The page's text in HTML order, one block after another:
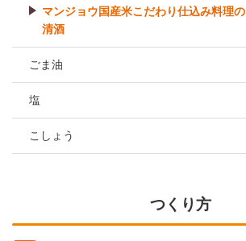
マンジョウ国産米こだわり仕込み料理の
清酒
ごま油
塩
こしょう
つくり方